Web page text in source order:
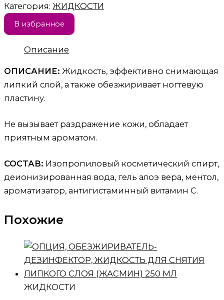
Категория: ЖИДКОСТИ
В избранное
Описание
ОПИСАНИЕ: Жидкость, эффективно снимающая
липкий слой, а также обезжиривает ногтевую
пластину.
Не вызывает раздражение кожи, обладает
приятным ароматом.
СОСТАВ: Изопропиловый косметический спирт,
деионизированная вода, гель алоэ вера, ментол,
ароматизатор, антигистаминный витамин С.
Похожие
ЖИДКОСТИ